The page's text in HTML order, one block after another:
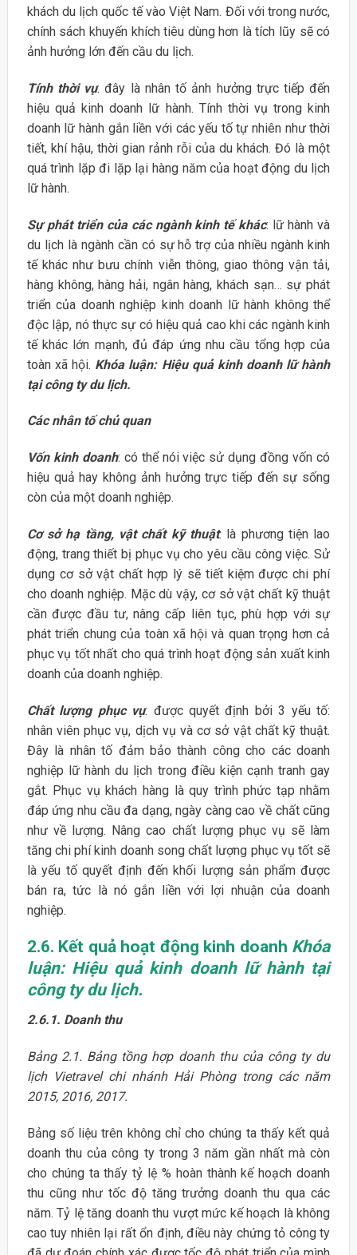
khách du lịch quốc tế vào Việt Nam. Đối với trong nước,
chính sách khuyến khích tiêu dùng hơn là tích lũy sẽ có
ảnh hưởng lớn đến cầu du lịch.
Tính thời vụ: đây là nhân tố ảnh hưởng trực tiếp đến
hiệu quả kinh doanh lữ hành. Tính thời vụ trong kinh
doanh lữ hành gắn liền với các yếu tố tự nhiên như thời
tiết, khí hậu, thời gian rảnh rỗi của du khách. Đó là một
quá trình lặp đi lặp lại hàng năm của hoạt động du lịch
lữ hành.
Sự phát triển của các ngành kinh tế khác: lữ hành và
du lịch là ngành cần có sự hỗ trợ của nhiều ngành kinh
tế khác như bưu chính viễn thông, giao thông vận tải,
hàng không, hàng hải, ngân hàng, khách sạn… sự phát
triển của doanh nghiệp kinh doanh lữ hành không thể
độc lập, nó thực sự có hiệu quả cao khi các ngành kinh
tế khác lớn mạnh, đủ đáp ứng nhu cầu tổng hợp của
toàn xã hội. Khóa luận: Hiệu quả kinh doanh lữ hành
tại công ty du lịch.
Các nhân tố chủ quan
Vốn kinh doanh: có thể nói việc sử dụng đồng vốn có
hiệu quả hay không ảnh hưởng trực tiếp đến sự sống
còn của một doanh nghiệp.
Cơ sở hạ tầng, vật chất kỹ thuật: là phương tiện lao
động, trang thiết bị phục vụ cho yêu cầu công việc. Sử
dụng cơ sở vật chất hợp lý sẽ tiết kiệm được chi phí
cho doanh nghiệp. Mặc dù vậy, cơ sở vật chất kỹ thuật
cần được đầu tư, nâng cấp liên tục, phù hợp với sự
phát triển chung của toàn xã hội và quan trọng hơn cả
phục vụ tốt nhất cho quá trình hoạt động sản xuất kinh
doanh của doanh nghiệp.
Chất lượng phục vụ: được quyết định bởi 3 yếu tố:
nhân viên phục vụ, dịch vụ và cơ sở vật chất kỹ thuật.
Đây là nhân tố đảm bảo thành công cho các doanh
nghiệp lữ hành du lịch trong điều kiện cạnh tranh gay
gắt. Phục vụ khách hàng là quy trình phức tạp nhằm
đáp ứng nhu cầu đa dạng, ngày càng cao về chất cũng
như về lượng. Nâng cao chất lượng phục vụ sẽ làm
tăng chi phí kinh doanh song chất lượng phục vụ tốt sẽ
là yếu tố quyết định đến khối lượng sản phẩm được
bán ra, tức là nó gắn liền với lợi nhuận của doanh
nghiệp.
2.6. Kết quả hoạt động kinh doanh Khóa
luận: Hiệu quả kinh doanh lữ hành tại
công ty du lịch.
2.6.1. Doanh thu
Bảng 2.1. Bảng tồng hợp doanh thu của công ty du
lịch Vietravel chi nhánh Hải Phòng trong các năm
2015, 2016, 2017.
Bảng số liệu trên không chỉ cho chúng ta thấy kết quả
doanh thu của công ty trong 3 năm gần nhất mà còn
cho chúng ta thấy tỷ lệ % hoàn thành kế hoạch doanh
thu cũng như tốc độ tăng trưởng doanh thu qua các
năm. Tỷ lệ tăng doanh thu vượt mức kế hoạch là không
cao tuy nhiên lại rất ổn định, điều này chứng tỏ công ty